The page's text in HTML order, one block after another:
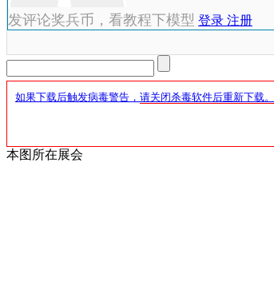
发评论奖兵币，看教程下模型 登录 注册
如果下载后触发病毒警告， 请关闭杀毒软件后重新下载。
本图所在展会